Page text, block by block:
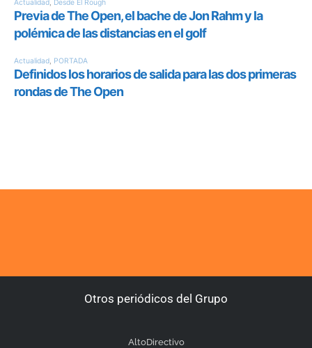
Otros periódicos del Grupo
AltoDirectivo